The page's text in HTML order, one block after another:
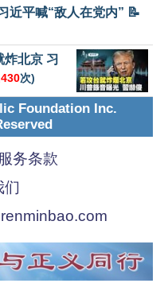
近平喊“敌人在党内” 📝
炸北京 习
次)
Foundation Inc.
务条款
们